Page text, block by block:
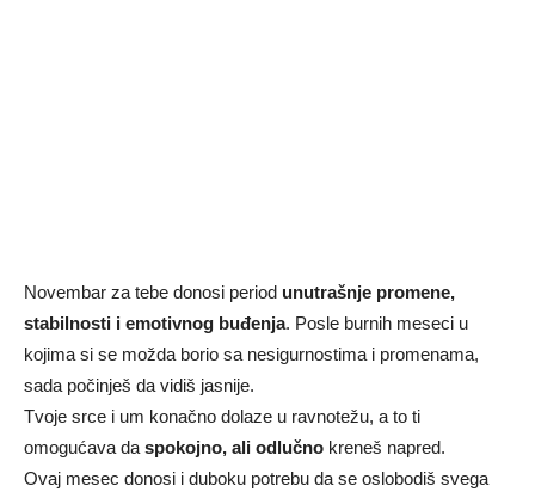
Novembar za tebe donosi period unutrašnje promene,
stabilnosti i emotivnog buđenja. Posle burnih meseci u
kojima si se možda borio sa nesigurnostima i promenama,
sada počinješ da vidiš jasnije.
Tvoje srce i um konačno dolaze u ravnotežu, a to ti
omogućava da spokojno, ali odlučno kreneš napred.
Ovaj mesec donosi i duboku potrebu da se oslobodiš svega